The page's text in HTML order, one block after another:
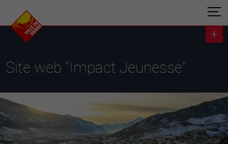
Site web "Impact Jeunesse"